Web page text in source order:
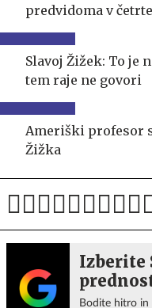
predvidoma v
Slavoj Žižek: To je
tem raje ne govori
Ameriški profesor
Žižka
Izberite
Bodite hitro in